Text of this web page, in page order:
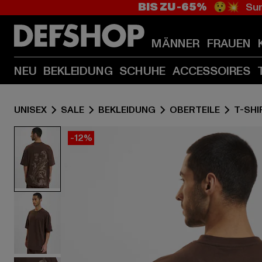
BIS ZU -65% 😲💥
MÄNNER FRAUEN
NEU BEKLEIDUNG SCHUHE ACCESSOIRES
UNISEX SALE BEKLEIDUNG OBERTEILE T-
-12%